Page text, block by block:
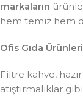
markaların
hem temiz hem
Ofis Gıda
Filtre kahve,
atıştırmalıklar